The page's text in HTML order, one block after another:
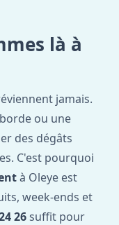
là à
jamais.
ou une
des dégâts
C'est pourquoi
à Oleye est
week-ends et
26 suffit pour